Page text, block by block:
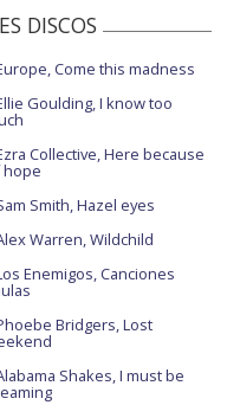
DISCOS
Come this madness
Goulding, I know too
Collective, Here because
hope
Smith, Hazel eyes
Warren, Wildchild
Enemigos, Canciones
Bridgers, Lost
Shakes, I must be